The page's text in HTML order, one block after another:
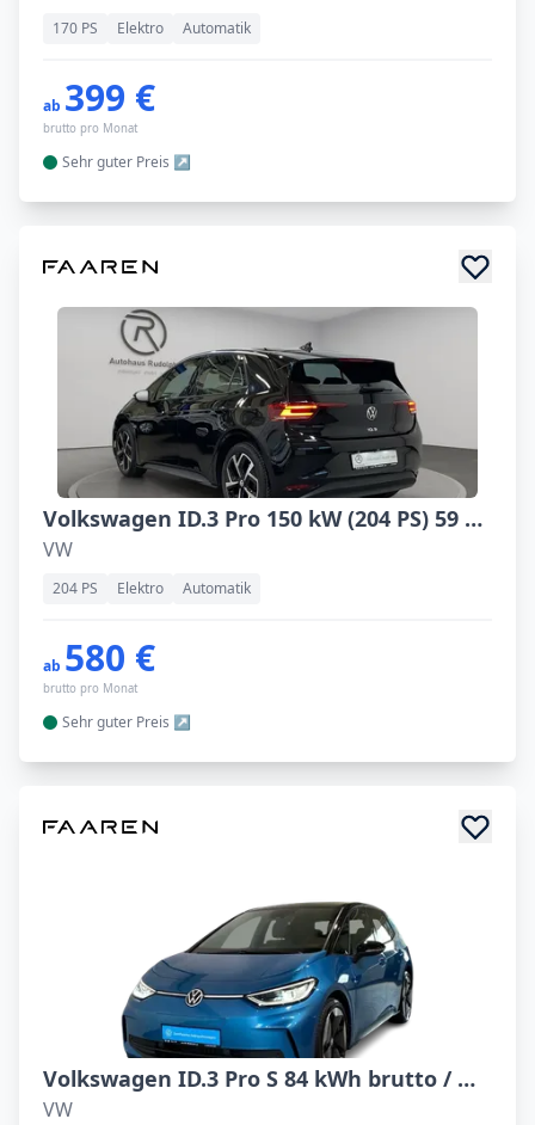
170 PS Elektro Automatik
ab 399 €
brutto pro Monat
Sehr guter Preis
Volkswagen ID.3 Pro 150 kW (204 PS) 59 kWh 1-Gang-Automatik
VW
204 PS Elektro Automatik
ab 580 €
brutto pro Monat
Sehr guter Preis
Volkswagen ID.3 Pro S 84 kWh brutto / Navi ACC RFK
VW